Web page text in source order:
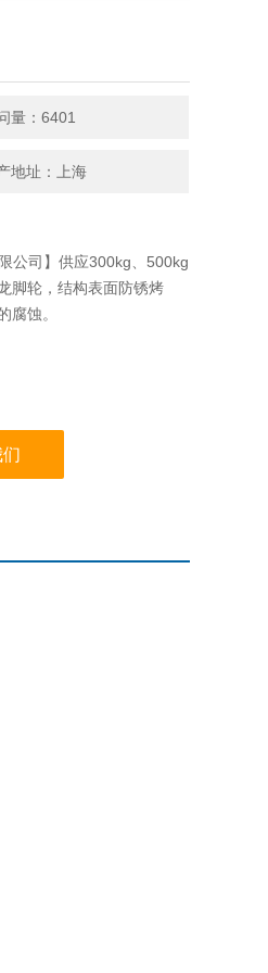
量：6401
地址：上海
公司】供应300kg、500kg
脚轮，结构表面防锈烤
腐蚀。